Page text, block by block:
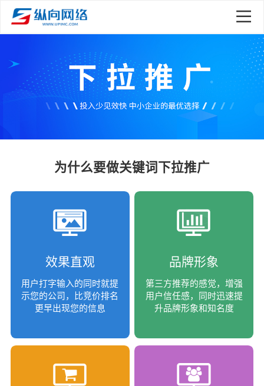
为什么要做关键词下拉推广
效果直观
用户打字输入的同时就提
示您的公司，比竞价排名
更早出现您的信息
品牌形象
第三方推荐的感觉，增强
用户信任感，同时迅速提
升品牌形象和知名度